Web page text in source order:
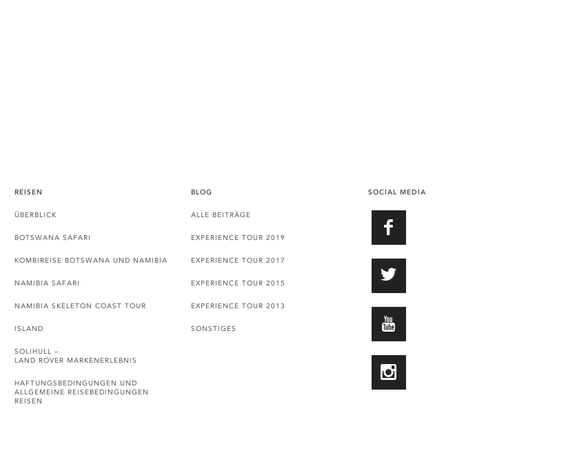
REISEN
ÜBERBLICK
BOTSWANA SAFARI
KOMBIREISE BOTSWANA UND NAMIBIA
NAMIBIA SAFARI
NAMIBIA SKELETON COAST TOUR
ISLAND
SOLIHULL –
LAND ROVER MARKENERLEBNIS
HAFTUNGSBEDINGUNGEN UND
ALLGEMEINE REISEBEDINGUNGEN
REISEN
BLOG
ALLE BEITRÄGE
EXPERIENCE TOUR 2019
EXPERIENCE TOUR 2017
EXPERIENCE TOUR 2015
EXPERIENCE TOUR 2013
SONSTIGES
SOCIAL MEDIA